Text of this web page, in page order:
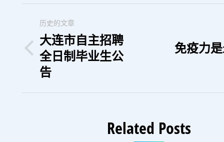
文
章
导
航
历史的文章
历
史
文
大连市自主招聘
全日制毕业生公
告
文
免疫力
Related Posts